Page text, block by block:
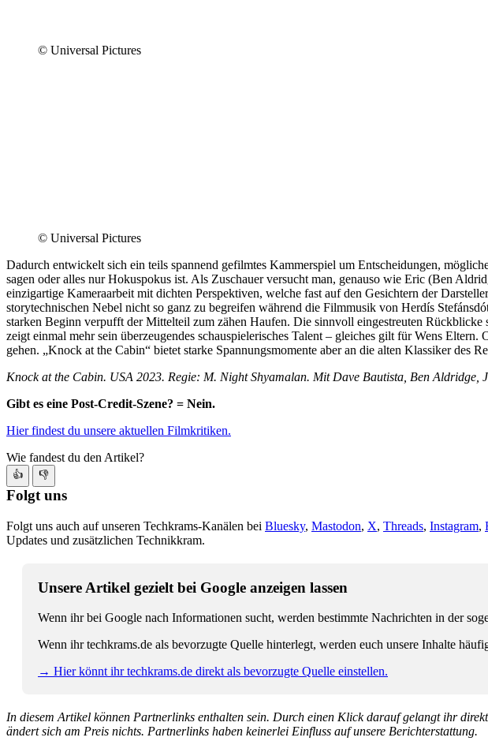
© Universal Pictures
© Universal Pictures
Dadurch entwickelt sich ein teils spannend gefilmtes Kammerspiel um Entscheidungen,
sagen oder alles nur Hokuspokus ist. Als Zuschauer versucht man, genauso wie Eric (Ben
einzigartige Kameraarbeit mit dichten Perspektiven, welche fast auf den Gesichtern der
storytechnischen Nebel nicht so ganz zu begreifen während die Filmmusik von Herdís
starken Beginn verpufft der Mittelteil zum zähen Haufen. Die sinnvoll eingestreuten
zeigt einmal mehr sein überzeugendes schauspielerisches Talent – gleiches gilt für Wens
gehen. „Knock at the Cabin“ bietet starke Spannungsmomente aber an die alten Klassiker des
Knock at the Cabin. USA 2023. Regie: M. Night Shyamalan. Mit Dave Bautista, Ben Aldridge,
Gibt es eine Post-Credit-Szene? = Nein.
Hier findest du unsere aktuellen Filmkritiken.
Wie fandest du den Artikel?
👍 👎
Folgt uns
Folgt uns auch auf unseren Techkrams-Kanälen bei Bluesky, Mastodon, X, Threads, Instagram,
Updates und zusätzlichen Technikkram.
Unsere Artikel gezielt bei Google anzeigen lassen
Wenn ihr bei Google nach Informationen sucht, werden bestimmte Nachrichten in der
Wenn ihr techkrams.de als bevorzugte Quelle hinterlegt, werden euch unsere Inhalte
→ Hier könnt ihr techkrams.de direkt als bevorzugte Quelle einstellen.
In diesem Artikel können Partnerlinks enthalten sein. Durch einen Klick darauf gelangt ihr
ändert sich am Preis nichts. Partnerlinks haben keinerlei Einfluss auf unsere Berichterstattung.